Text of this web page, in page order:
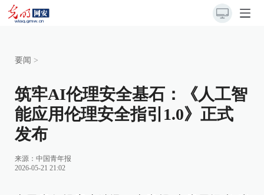
要闻 >
筑牢AI伦理安全基石：《人工智
能应用伦理安全指引1.0》正式
发布
来源： 中国青年报
2026-05-21 21:02